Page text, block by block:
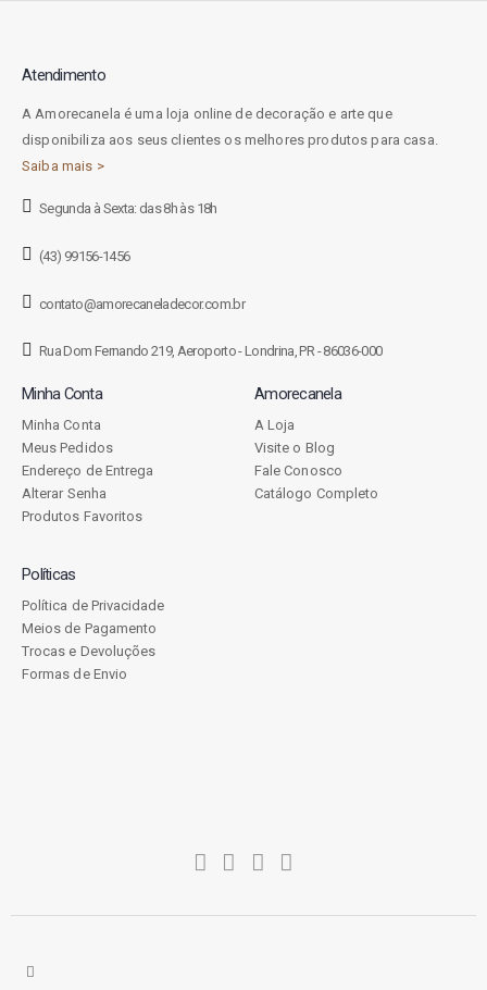
Atendimento
A Amorecanela é uma loja online de decoração e arte que
disponibiliza aos seus clientes os melhores produtos para casa.
Saiba mais >
Segunda à Sexta: das 8h às 18h
(43) 99156-1456
contato@amorecaneladecor.com.br
Rua Dom Fernando 219, Aeroporto - Londrina, PR - 86036-000
Minha Conta
Minha Conta
Meus Pedidos
Endereço de Entrega
Alterar Senha
Produtos Favoritos
Amorecanela
A Loja
Visite o Blog
Fale Conosco
Catálogo Completo
Políticas
Política de Privacidade
Meios de Pagamento
Trocas e Devoluções
Formas de Envio